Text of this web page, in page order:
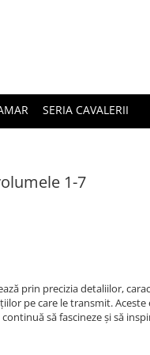
SERIA CAVALERII
1-7
prin precizia detaliilor,
pe care le transmit.
să fascineze și să